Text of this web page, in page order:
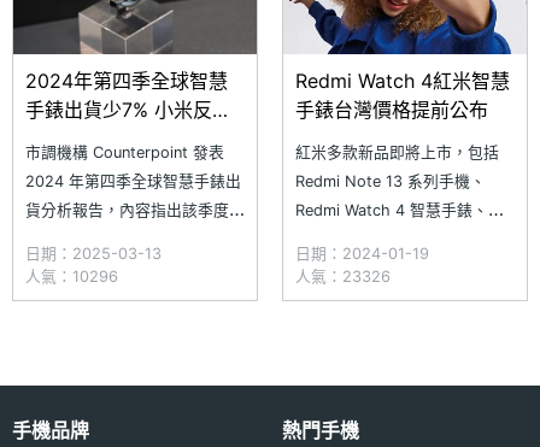
2024年第四季全球智慧
手錶出貨少7% 小米反而
成長高達135%
市調機構 Counterpoint 發表
2024 年第四季全球智慧手錶出
貨分析報告，內容指出該季度全
下滑，較 2023 年同期減少
7%。一方面是因市場出貨量第
在內的基礎款智慧手錶主要市場
日期：2025-03-13
人氣：10296
Redmi Watch 4紅米智慧
手錶台灣價格提前公布
紅米多款新品即將上市，包括
Redmi Note 13 系列手機、
Redmi Watch 4 智慧手錶、
都將在 1/23 舉行的拍照會公開
亮相。稍早，小米提前公布了
為實惠，
日期：2024-01-19
人氣：23326
手機品牌 熱門手機